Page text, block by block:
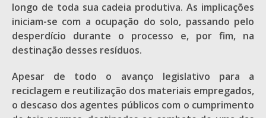
longo de toda sua cadeia produtiva. As implicações
iniciam-se com a ocupação do solo, passando pelo
desperdício durante o processo e, por fim, na
destinação desses resíduos.
Apesar de todo o avanço legislativo para a
reciclagem e reutilização dos materiais empregados,
o descaso dos agentes públicos com o cumprimento